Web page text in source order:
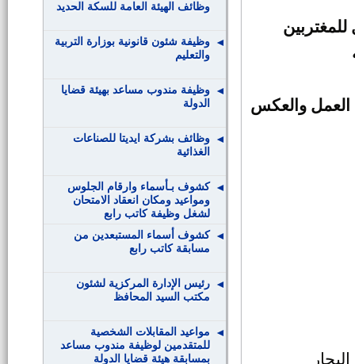
العمل والعكس
وظائف الهيئة العامة للسكة الحديد
وظيفة شئون قانونية بوزارة التربية
والتعليم
وظيفة مندوب مساعد بهيئة قضايا
الدولة
وظائف بشركة ايديتا للصناعات
الغذائية
كشوف بـأسماء وارقام الجلوس
ومواعيد ومكان انعقاد الامتحان
لشغل وظيفة كاتب رابع
كشوف أسماء المستبعدين من
مسابقة كاتب رابع
رئيس الإدارة المركزية لشئون
مكتب السيد المحافظ
مواعيد المقابلات الشخصية
للمتقدمين لوظيفة مندوب مساعد
بمسابقة هيئة قضايا الدولة